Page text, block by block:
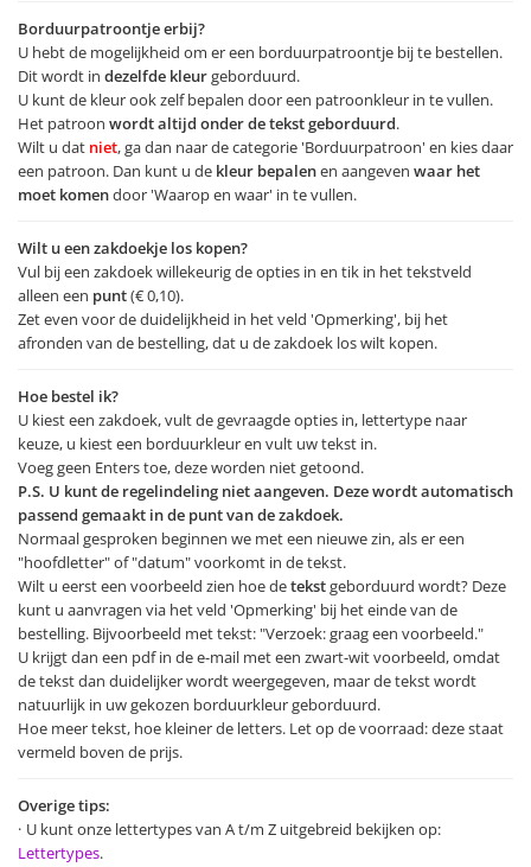
Borduurpatroontje erbij?
U hebt de mogelijkheid om er een borduurpatroontje bij te bestellen.
Dit wordt in dezelfde kleurgeborduurd.
U kunt de kleur ook zelf bepalen door een patroonkleur in te vullen.
Het patroon wordt altijd onder de tekst geborduurd.
Wilt u dat niet, ga dan naar de categorie 'Borduurpatroon' en kies daar
een patroon. Dan kunt u de kleur bepalenen aangeven waar het
moet komendoor 'Waarop en waar' in te vullen.
Wilt u een zakdoekje los kopen?
Vul bij een zakdoek willekeurig de opties in en tik in het tekstveld
alleen een punt(€ 0,10).
Zet even voor de duidelijkheid in het veld 'Opmerking', bij het
afronden van de bestelling, dat u de zakdoek los wilt kopen.
Hoe bestel ik?
U kiest een zakdoek, vult de gevraagde opties in, lettertype naar
keuze, u kiest een borduurkleur en vult uw tekst in.
Voeg geen Enters toe, deze worden niet getoond.
P.S. U kunt de regelindeling niet aangeven. Deze wordt automatisch
passend gemaakt in de punt van de zakdoek.
Normaal gesproken beginnen we met een nieuwe zin, als er een
"hoofdletter" of "datum" voorkomt in de tekst.
Wilt u eerst een voorbeeld zien hoe detekstgeborduurd wordt? Deze
kunt u aanvragen via het veld 'Opmerking' bij het einde van de
bestelling. Bijvoorbeeld met tekst: "Verzoek: graag een voorbeeld."
U krijgt dan een pdf in de e-mail met een zwart-wit voorbeeld, omdat
de tekst dan duidelijker wordt weergegeven, maar de tekst wordt
natuurlijk in uw gekozen borduurkleur geborduurd.
Hoe meer tekst, hoe kleiner de letters. Let op de voorraad: deze staat
vermeld boven de prijs.
Overige tips:
U kunt onze lettertypes van A t/m Z uitgebreid bekijken op:
Lettertypes.